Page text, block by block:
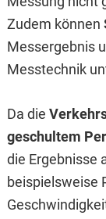
Zudem können
Messergebnis
Messtechnik
Da die
geschultem
die Ergebnisse
beispielsweise